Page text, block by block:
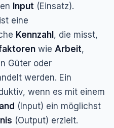
Input (Einsatz).
eine
Kennzahl, die misst,
wie Arbeit,
Güter oder
werden. Ein
wenn es mit einem
(Input) ein möglichst
(Output) erzielt.